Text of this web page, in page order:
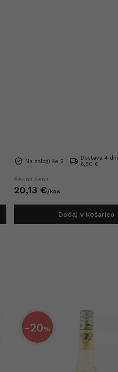
Na zalogi še 2
Dostava 4 dni
6,50 €
Redna cena
20,13 €/kos
Dodaj v košarico
-20%